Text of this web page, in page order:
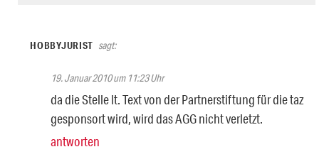
HOBBYJURIST sagt:
19. Januar 2010 um 11:23 Uhr
da die Stelle lt. Text von der Partnerstiftung für die taz
gesponsort wird, wird das AGG nicht verletzt.
antworten